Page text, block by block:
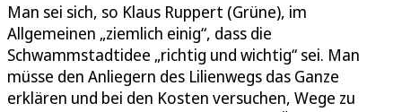
Man sei sich, so Klaus Ruppert (Grüne), im
Allgemeinen „ziemlich einig“, dass die
Schwammstadtidee „richtig und wichtig“ sei. Man
müsse den Anliegern des Lilienwegs das Ganze
erklären und bei den Kosten versuchen, Wege zu